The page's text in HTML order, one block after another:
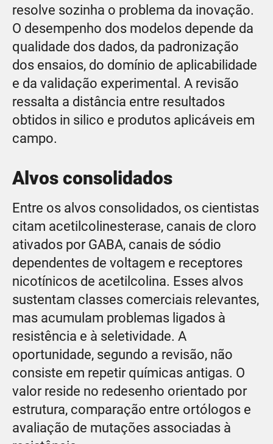
resolve sozinha o problema da inovação.
O desempenho dos modelos depende da
qualidade dos dados, da padronização
dos ensaios, do domínio de aplicabilidade
e da validação experimental. A revisão
ressalta a distância entre resultados
obtidos in silico e produtos aplicáveis em
campo.
Alvos consolidados
Entre os alvos consolidados, os cientistas
citam acetilcolinesterase, canais de cloro
ativados por GABA, canais de sódio
dependentes de voltagem e receptores
nicotínicos de acetilcolina. Esses alvos
sustentam classes comerciais relevantes,
mas acumulam problemas ligados à
resistência e à seletividade. A
oportunidade, segundo a revisão, não
consiste em repetir químicas antigas. O
valor reside no redesenho orientado por
estrutura, comparação entre ortólogos e
avaliação de mutações associadas à